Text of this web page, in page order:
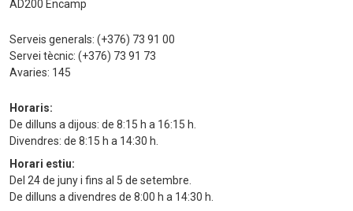
AD200 Encamp
Serveis generals: (+376) 73 91 00
Servei tècnic: (+376) 73 91 73
Avaries: 145
Horaris:
De dilluns a dijous: de 8:15 h a 16:15 h.
Divendres: de 8:15 h a 14:30 h.
Horari estiu:
Del 24 de juny i fins al 5 de setembre.
De dilluns a divendres de 8:00 h a 14:30 h.